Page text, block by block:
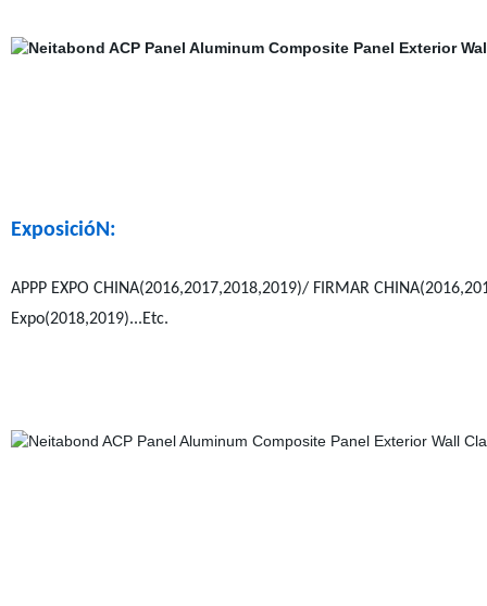
ExposicióN:
APPP EXPO CHINA(2016,2017,2018,2019)/ FIRMAR
Expo(2018,2019)...Etc.